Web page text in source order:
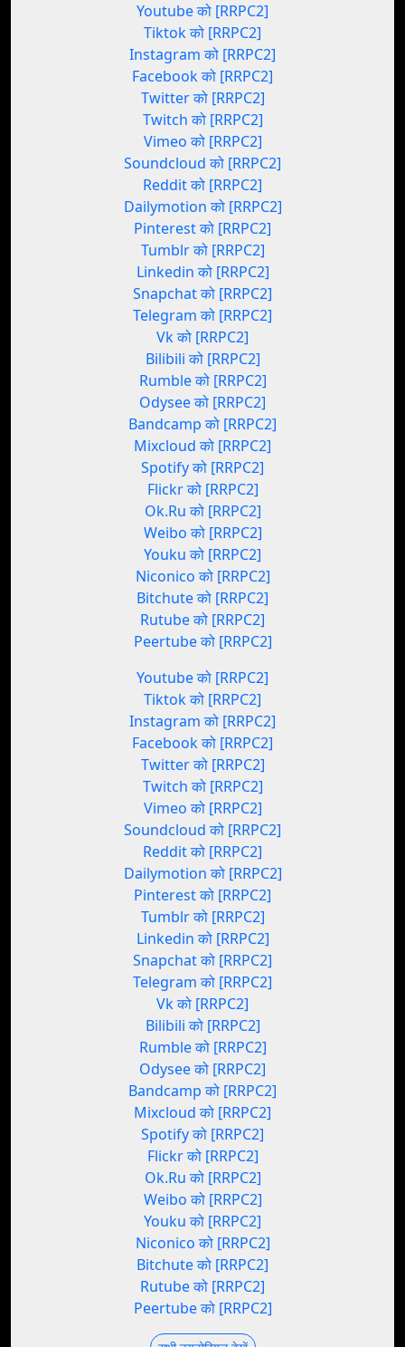
Youtube को [RRPC2]
Tiktok को [RRPC2]
Instagram को [RRPC2]
Facebook को [RRPC2]
Twitter को [RRPC2]
Twitch को [RRPC2]
Vimeo को [RRPC2]
Soundcloud को [RRPC2]
Reddit को [RRPC2]
Dailymotion को [RRPC2]
Pinterest को [RRPC2]
Tumblr को [RRPC2]
Linkedin को [RRPC2]
Snapchat को [RRPC2]
Telegram को [RRPC2]
Vk को [RRPC2]
Bilibili को [RRPC2]
Rumble को [RRPC2]
Odysee को [RRPC2]
Bandcamp को [RRPC2]
Mixcloud को [RRPC2]
Spotify को [RRPC2]
Flickr को [RRPC2]
Ok.Ru को [RRPC2]
Weibo को [RRPC2]
Youku को [RRPC2]
Niconico को [RRPC2]
Bitchute को [RRPC2]
Rutube को [RRPC2]
Peertube को [RRPC2]
Youtube को [RRPC2]
Tiktok को [RRPC2]
Instagram को [RRPC2]
Facebook को [RRPC2]
Twitter को [RRPC2]
Twitch को [RRPC2]
Vimeo को [RRPC2]
Soundcloud को [RRPC2]
Reddit को [RRPC2]
Dailymotion को [RRPC2]
Pinterest को [RRPC2]
Tumblr को [RRPC2]
Linkedin को [RRPC2]
Snapchat को [RRPC2]
Telegram को [RRPC2]
Vk को [RRPC2]
Bilibili को [RRPC2]
Rumble को [RRPC2]
Odysee को [RRPC2]
Bandcamp को [RRPC2]
Mixcloud को [RRPC2]
Spotify को [RRPC2]
Flickr को [RRPC2]
Ok.Ru को [RRPC2]
Weibo को [RRPC2]
Youku को [RRPC2]
Niconico को [RRPC2]
Bitchute को [RRPC2]
Rutube को [RRPC2]
Peertube को [RRPC2]